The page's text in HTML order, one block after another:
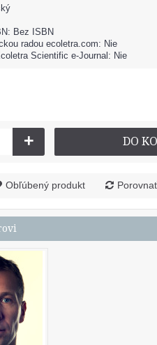
Bez ISBN
radou ecoletra.com: Nie
Scientific e-Journal: Nie
+ DO
Obľúbený produkt